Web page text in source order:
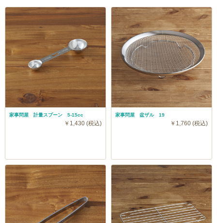
家事問屋 計量スプーン 5-15cc
￥1,430 (税込)
家事問屋 盆ザル 19
￥1,760 (税込)